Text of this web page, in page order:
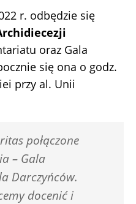
r. odbędzie się
oraz Gala
się ona o godz.
przy al. Unii
połączone
– Gala
Darczyńców.
docenić i